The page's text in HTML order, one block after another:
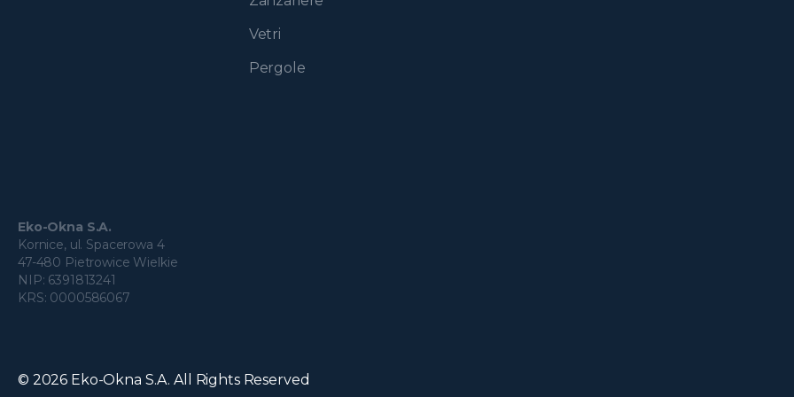
Vetri
Pergole
Eko-Okna S.A.
Kornice, ul. Spacerowa 4
47-480 Pietrowice Wielkie
NIP: 6391813241
KRS: 0000586067
© 2026 Eko-Okna S.A. All Rights Reserved